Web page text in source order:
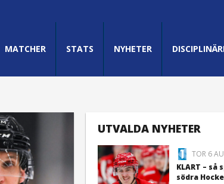
MATCHER STATS NYHETER
UTVALDA NYHETER
TOR 6
KLART – så
södra